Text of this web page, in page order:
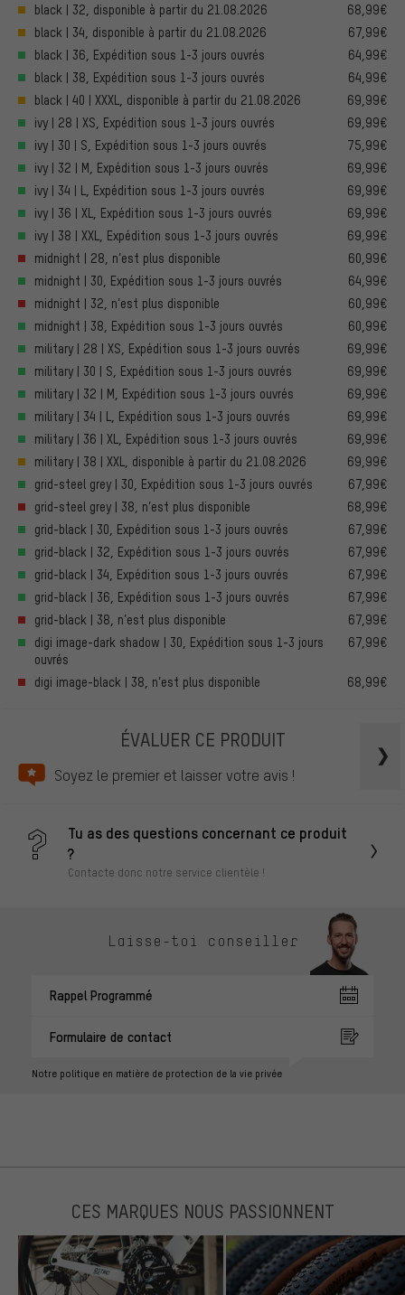
black | 32, disponible à partir du 21.08.2026
68,99€
black | 34, disponible à partir du 21.08.2026
67,99€
black | 36, Expédition sous 1-3 jours ouvrés
64,99€
black | 38, Expédition sous 1-3 jours ouvrés
64,99€
black | 40 | XXXL, disponible à partir du 21.08.2026
69,99€
ivy | 28 | XS, Expédition sous 1-3 jours ouvrés
69,99€
ivy | 30 | S, Expédition sous 1-3 jours ouvrés
75,99€
ivy | 32 | M, Expédition sous 1-3 jours ouvrés
69,99€
ivy | 34 | L, Expédition sous 1-3 jours ouvrés
69,99€
ivy | 36 | XL, Expédition sous 1-3 jours ouvrés
69,99€
ivy | 38 | XXL, Expédition sous 1-3 jours ouvrés
69,99€
midnight | 28, n’est plus disponible
60,99€
midnight | 30, Expédition sous 1-3 jours ouvrés
64,99€
midnight | 32, n’est plus disponible
60,99€
midnight | 38, Expédition sous 1-3 jours ouvrés
60,99€
military | 28 | XS, Expédition sous 1-3 jours ouvrés
69,99€
military | 30 | S, Expédition sous 1-3 jours ouvrés
69,99€
military | 32 | M, Expédition sous 1-3 jours ouvrés
69,99€
military | 34 | L, Expédition sous 1-3 jours ouvrés
69,99€
military | 36 | XL, Expédition sous 1-3 jours ouvrés
69,99€
military | 38 | XXL, disponible à partir du 21.08.2026
69,99€
grid-steel grey | 30, Expédition sous 1-3 jours ouvrés
67,99€
grid-steel grey | 38, n’est plus disponible
68,99€
grid-black | 30, Expédition sous 1-3 jours ouvrés
67,99€
grid-black | 32, Expédition sous 1-3 jours ouvrés
67,99€
grid-black | 34, Expédition sous 1-3 jours ouvrés
67,99€
grid-black | 36, Expédition sous 1-3 jours ouvrés
67,99€
grid-black | 38, n’est plus disponible
67,99€
digi image-dark shadow | 30, Expédition sous 1-3 jours
ouvrés
67,99€
digi image-black | 38, n’est plus disponible 68,99€
ÉVALUER CE PRODUIT
Soyez le premier et laisser votre avis !
Tu as des questions concernant ce produit
?
Contacte donc notre service clientèle !
Laisse-toi conseiller
Rappel Programmé
Formulaire de contact
Notre politique en matière de protection de la vie privée
CES MARQUES NOUS PASSIONNENT